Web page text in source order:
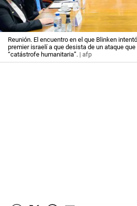
Reunión. El encuentro en el que Blinken
premier israelí a que desista de un ataque
“catástrofe humanitaria”. | afp